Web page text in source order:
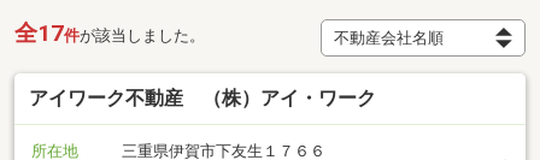
全17件が該当しました。
アイワーク不動産 （株）アイ・ワーク
所在地
三重県伊賀市下友生１７６６